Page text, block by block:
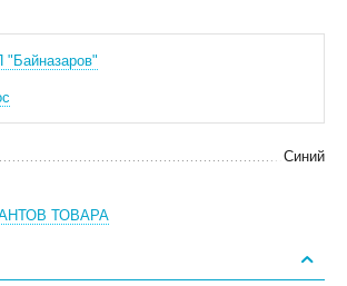
"Байназаров"
Синий
ТОВАРА